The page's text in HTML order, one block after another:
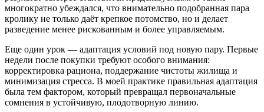
многократно убеждался, что внимательно подобранная пара
кролику не только даёт крепкое потомство, но и делает
разведение менее рискованным и более управляемым.
Еще один урок — адаптация условий под новую пару. Первые
недели после покупки требуют особого внимания:
корректировка рациона, поддержание чистоты жилища и
минимизация стресса. В моей практике правильная адаптация
была тем фактором, который превращал первоначальные
сомнения в устойчивую, плодотворную линию.